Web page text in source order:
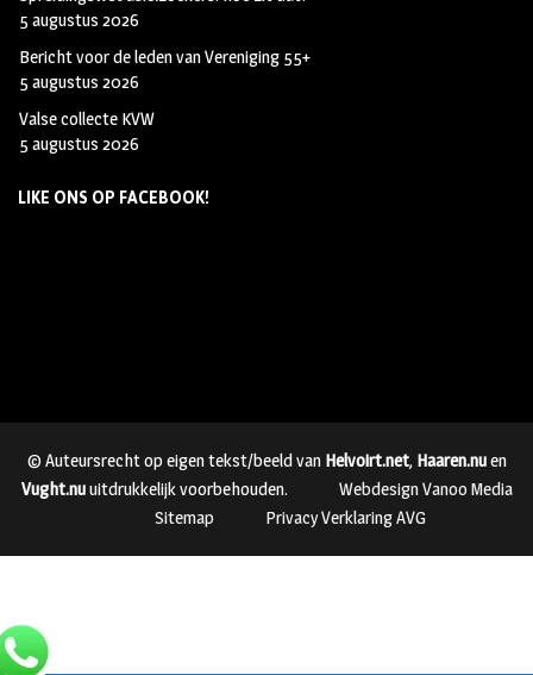
5 augustus 2026
Bericht voor de leden van Vereniging 55+
5 augustus 2026
Valse collecte KVW
5 augustus 2026
LIKE ONS OP FACEBOOK!
© Auteursrecht op eigen tekst/beeld van Helvoirt.net, Haaren.nuen
Vught.nuuitdrukkelijk voorbehouden.
Webdesign Vanoo Media
Sitemap
Privacy Verklaring AVG